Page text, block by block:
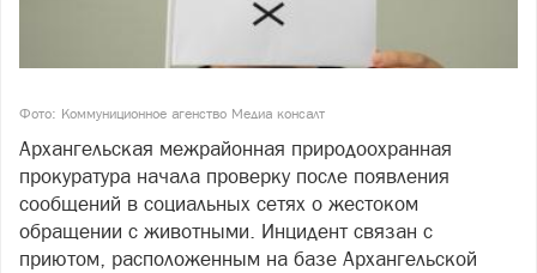
Фото: Коммуниционное агенство Медиа консалт
Архангельская межрайонная природоохранная
прокуратура начала проверку после появления
сообщений в социальных сетях о жестоком
обращении с животными. Инцидент связан с
приютом, расположенным на базе Архангельской